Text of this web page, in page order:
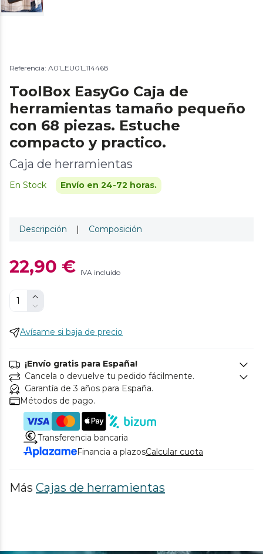
Referencia: A01_EU01_114468
ToolBox EasyGo Caja de
herramientas tamaño pequeño
con 68 piezas. Estuche
compacto y practico.
Caja de herramientas
En Stock Envío en 24-72 horas.
Descripción | Composición
22,90 € IVA incluido
Avísame si baja de precio
¡Envío gratis para España!
Cancela o devuelve tu pedido fácilmente.
Garantía de 3 años para España.
Métodos de pago.
Transferencia bancaria
Financia a plazosCalcular cuota
Más Cajas de herramientas